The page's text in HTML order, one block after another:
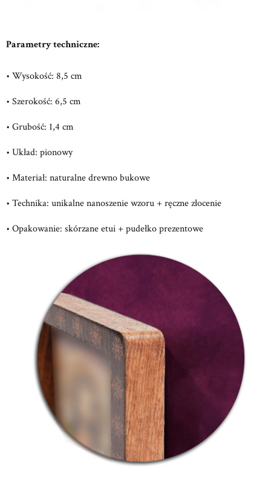
Parametry techniczne:
• Wysokość: 8,5 cm
• Szerokość: 6,5 cm
• Grubość: 1,4 cm
• Układ: pionowy
• Materiał: naturalne drewno bukowe
• Technika: unikalne nanoszenie wzoru + ręczne złocenie
• Opakowanie: skórzane etui + pudełko prezentowe